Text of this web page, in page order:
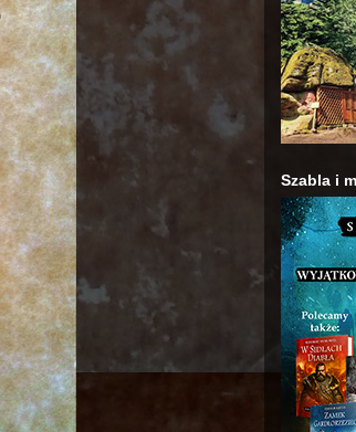
Szabla i